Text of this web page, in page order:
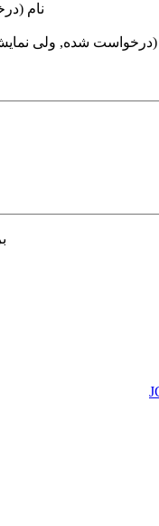
نام
(درخواست شده, ولی